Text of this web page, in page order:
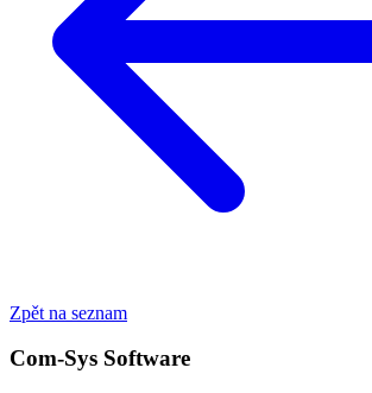
Zpět na seznam
Com-Sys Software